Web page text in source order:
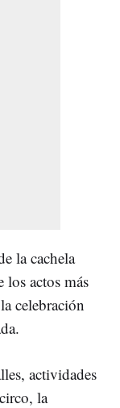
la cachela
actos más
celebración
actividades
la